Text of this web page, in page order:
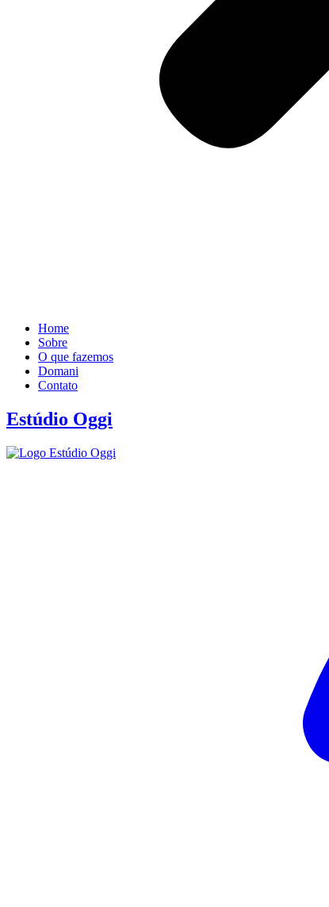
Home
Sobre
O que fazemos
Domani
Contato
Estúdio Oggi